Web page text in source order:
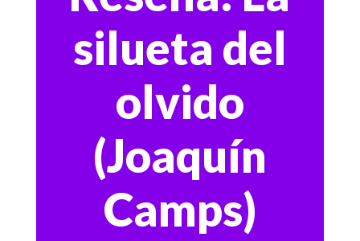
silueta del
olvido
(Joaquín
Camps)